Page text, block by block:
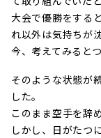
大会で優勝をする
れ以外は気持ちが
今、考えてみると
そのような状態が
した。
このまま空手を辞
しかし、日がたつ